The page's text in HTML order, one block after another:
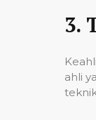
3.
ahli